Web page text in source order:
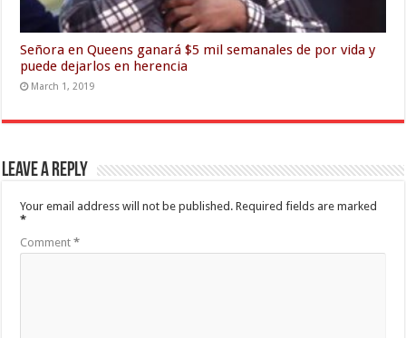
Señora en Queens ganará $5 mil semanales de por vida y
puede dejarlos en herencia
March 1, 2019
Leave a Reply
Your email address will not be published. Required fields are marked
*
Comment*